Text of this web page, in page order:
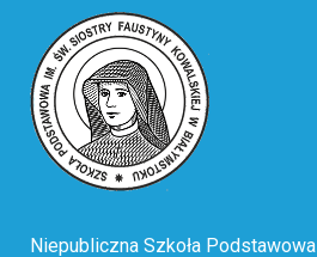
Niepubliczna Szkoła